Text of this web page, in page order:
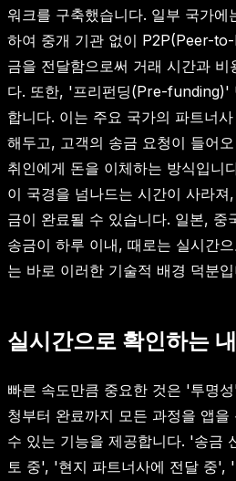
워크를 구축했습니다. 일부 국가에
하여 중개 기관 없이 P2P(Peer-
금을 전달함으로써 거래 시간과 비
다. 또한, '프리펀딩(Pre-funding)'
합니다. 이는 주요 국가의 파트너
해두고, 고객의 송금 요청이 들어
취인에게 돈을 이체하는 방식입니
이 국경을 넘나드는 시간이 사라
금이 완료될 수 있습니다. 일본, 중
송금이 하루 이내, 때로는 실시간
는 바로 이러한 기술적 배경 덕분
실시간으로 확인하는
빠른 속도만큼 중요한 것은 '투명
청부터 완료까지 모든 과정을 앱
수 있는 기능을 제공합니다. '송금
토 중', '현지 파트너사에 전달 중',